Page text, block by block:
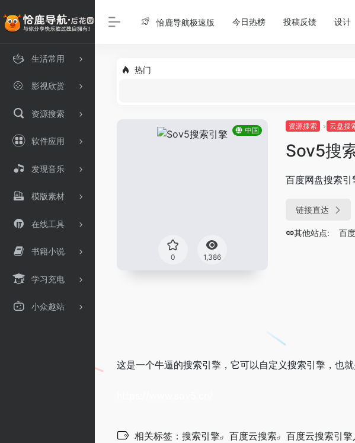
生活常用
影视欣赏
资源搜索
软件应用
发现音乐
模版素材
在线工具
书籍小说
学习充电
小众趣站
恰鹿导航极速版 今日热榜 投稿反馈 设计
热门
中国
0 1,386
资源搜索 云盘搜
Sov5搜
百度网盘搜索引
链接直达
其他站点: 百
这是一个牛逼的搜索引擎，它可以自定义搜索引擎，也
相关标签： 搜索引擎 百度云搜索 百度云搜索引擎